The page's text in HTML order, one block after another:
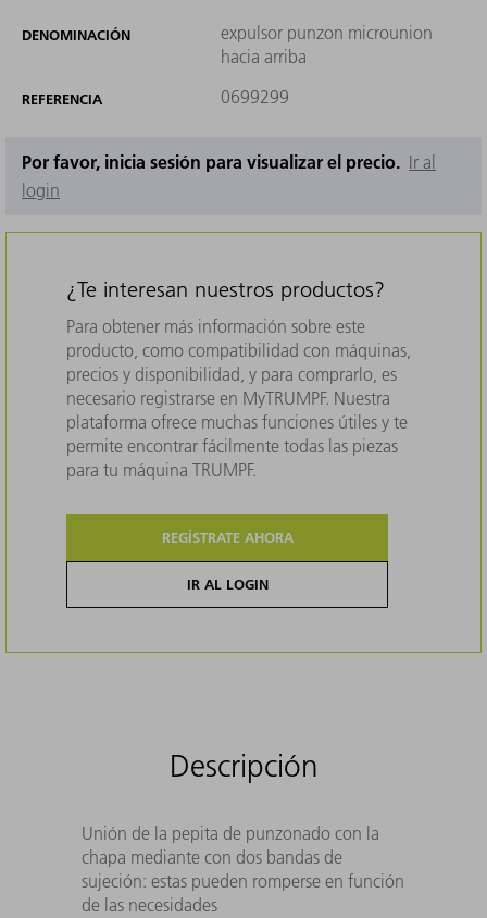
DENOMINACIÓN
expulsor punzon microunion
hacia arriba
REFERENCIA 0699299
Por favor, inicia sesión para visualizar el precio. Ir al
login
¿Te interesan nuestros productos?
Para obtener más información sobre este
producto, como compatibilidad con máquinas,
precios y disponibilidad, y para comprarlo, es
necesario registrarse en MyTRUMPF. Nuestra
plataforma ofrece muchas funciones útiles y te
permite encontrar fácilmente todas las piezas
para tu máquina TRUMPF.
REGÍSTRATE AHORA
IR AL LOGIN
Descripción
Unión de la pepita de punzonado con la
chapa mediante con dos bandas de
sujeción: estas pueden romperse en función
de las necesidades